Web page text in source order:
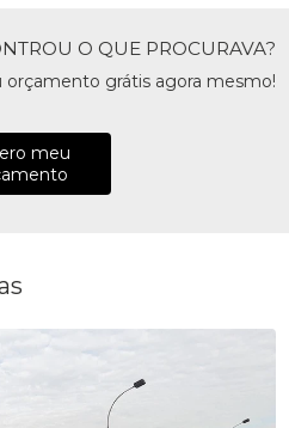
O QUE PROCURAVA?
orçamento grátis agora mesmo!
meu